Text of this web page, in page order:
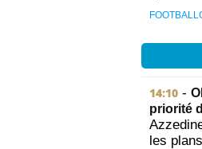
14:10 -
priorité
les